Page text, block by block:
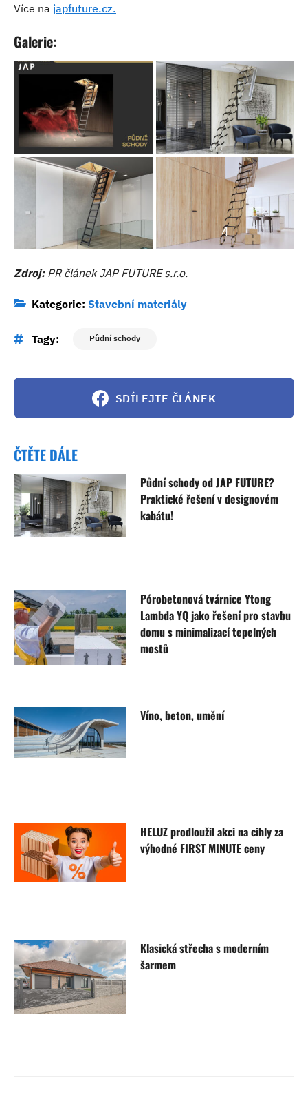
Více na japfuture.cz.
Galerie:
4
Zdroj:PR článek JAP FUTURE s.r.o.
Kategorie: Stavební materiály
Tagy: Půdní schody
SDÍLEJTE ČLÁNEK
ČTĚTE DÁLE
Půdní schody od JAP FUTURE?
Praktické řešení v designovém
kabátu!
Pórobetonová tvárnice Ytong
Lambda YQ jako řešení pro stavbu
domu s minimalizací tepelných
mostů
Víno, beton, umění
HELUZ prodloužil akci na cihly za
výhodné FIRST MINUTE ceny
Klasická střecha s moderním
šarmem